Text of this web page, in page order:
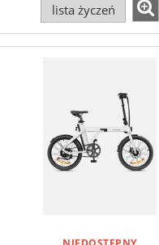
lista życzeń